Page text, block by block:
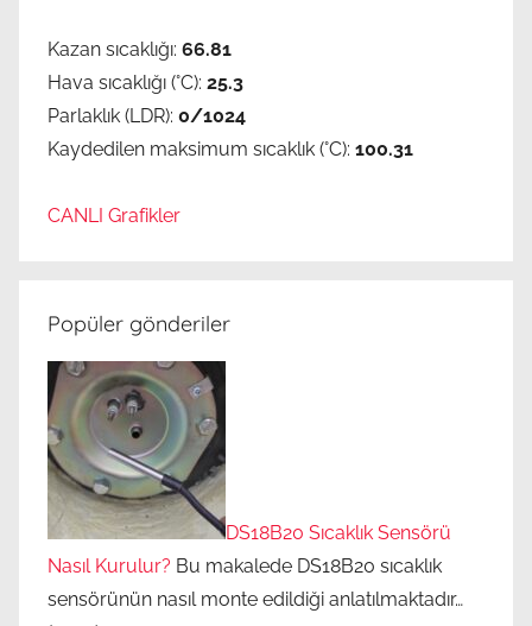
Kazan sıcaklığı: 66.81
Hava sıcaklığı (°C): 25.3
Parlaklık (LDR): 0/1024
Kaydedilen maksimum sıcaklık (°C): 100.31
CANLI Grafikler
Popüler gönderiler
DS18B20 Sıcaklık Sensörü
Nasıl Kurulur? Bu makalede DS18B20 sıcaklık
sensörünün nasıl monte edildiği anlatılmaktadır…